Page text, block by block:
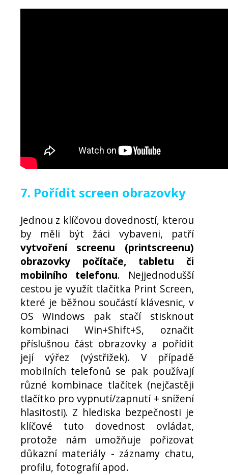
7. Pořídit screen obrazovky
Jednou z klíčovou dovedností, kterou
by měli být žáci vybaveni, patří
vytvoření screenu (printscreenu)
obrazovky počítače, tabletu či
mobilního telefonu. Nejjednodušší
cestou je využít tlačítka Print Screen,
které je běžnou součástí klávesnic, v
OS Windows pak stačí stisknout
kombinaci Win+Shift+S, označit
příslušnou část obrazovky a pořídit
její výřez (výstřižek). V případě
mobilních telefonů se pak používají
různé kombinace tlačítek (nejčastěji
tlačítko pro vypnutí/zapnutí + snížení
hlasitosti). Z hlediska bezpečnosti je
klíčové tuto dovednost ovládat,
protože nám umožňuje pořizovat
důkazní materiály - záznamy chatu,
profilu, fotografií apod.